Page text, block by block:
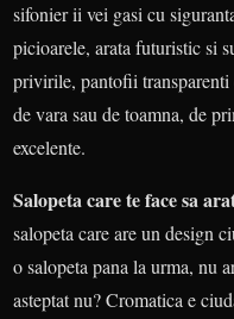
sifonier ii vei gasi cu
picioarele, arata futuristic si
privirile, pantofii transparenti
de vara sau de toamna, de
excelente.
Salopeta care te face sa
salopeta care are un design
o salopeta pana la urma, nu
asteptat nu? Cromatica e